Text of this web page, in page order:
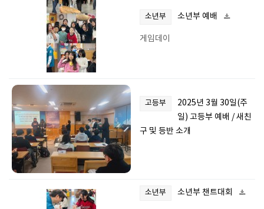
소년부 소년부 예배
게임데이
고등부
2025년 3월 30일(주
일) 고등부 예배 / 새친
구 및 등반 소개
소년부 소년부 챈트대회